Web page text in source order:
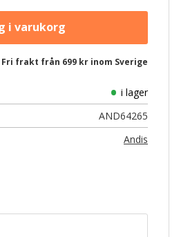
Fri frakt från 699 kr inom Sverige
i lager
AND64265
Andis